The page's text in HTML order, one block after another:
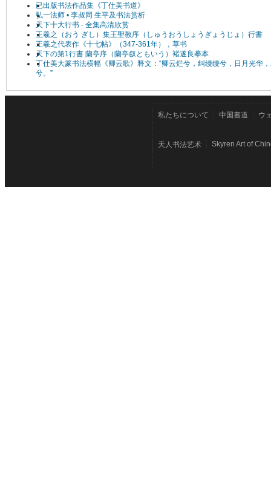
已出版书法作品集《丁仕美书道》
弘一法师 • 李叔同 生平及书法赏析
天下十大行书 - 全集高清欣赏
王羲之（おう ぎし）集王聖教序（しゅうおうしょうぎょうじょ）行書
王羲之代表作《十七帖》（347-361年），草书
天下の第1行書 蘭亭序（蘭亭叙ともいう）褚遂良摹本
丁仕美大篆书法横幅《卿云歌》释文：“卿云烂兮，纠缦缦兮，日月光华
兮。”
私たちについて 中国書道 ウ
天人书法艺术 Skyren Art of